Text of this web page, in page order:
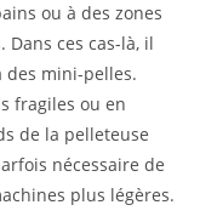
ou à des zones
Dans ces cas-là, il
des mini-pelles.
fragiles ou en
de la pelleteuse
nécessaire de
plus légères.